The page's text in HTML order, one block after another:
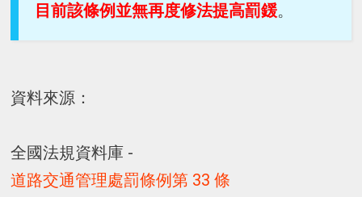
目前該條例並無再度修法提高罰鍰。
資料來源：
全國法規資料庫 -
道路交通管理處罰條例第 33 條